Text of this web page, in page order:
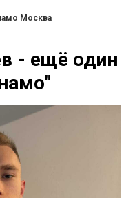
Москва
- ещё один